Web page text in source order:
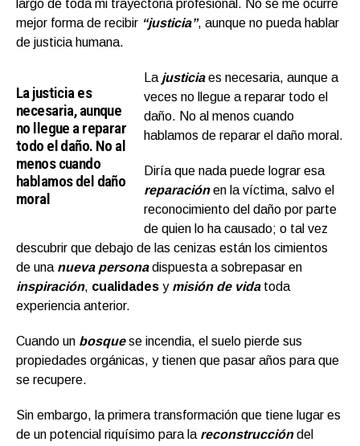
largo de toda mi trayectoria profesional. No se me ocurre
mejor forma de recibir “justicia”, aunque no pueda hablar
de justicia humana.
La justicia es
necesaria, aunque
no llegue a reparar
todo el daño. No al
menos cuando
hablamos del daño
moral
La justiciaes necesaria, aunque a
veces no llegue a reparar todo el
daño. No al menos cuando
hablamos de reparar el daño moral.
Diría que nada puede lograr esa
reparaciónen la víctima, salvo el
reconocimiento del daño por parte
de quien lo ha causado; o tal vez
descubrir que debajo de las cenizas están los cimientos
de una nueva personadispuesta a sobrepasar en
inspiración, cualidades y misión de vidatoda
experiencia anterior.
Cuando un bosquese incendia, el suelo pierde sus
propiedades orgánicas, y tienen que pasar años para que
se recupere.
Sin embargo, la primera transformación que tiene lugar es
de un potencial riquísimo para la reconstruccióndel